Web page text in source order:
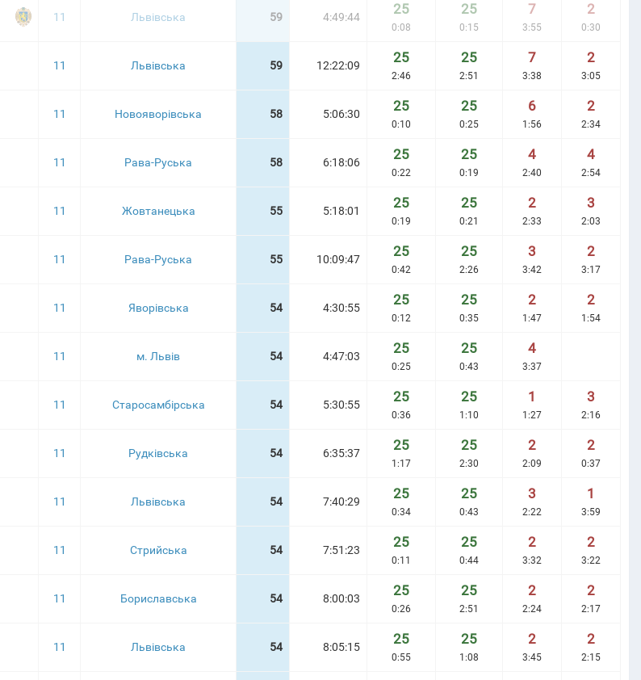
11 Львівська 59 4:49:44 25
0:08
25
0:15
7
3:55
2
0:30
11 Львівська 59 12:22:09 25
2:46
25
2:51
7
3:38
2
3:05
11 Новояворівська 58 5:06:30 25
0:10
25
0:25
6
1:56
2
2:34
11 Рава-Руська 58 6:18:06 25
0:22
25
0:19
4
2:40
4
2:54
11 Жовтанецька 55 5:18:01 25
0:19
25
0:21
2
2:33
3
2:03
11 Рава-Руська 55 10:09:47 25
0:42
25
2:26
3
3:42
2
3:17
11 Яворівська 54 4:30:55 25
0:12
25
0:35
2
1:47
2
1:54
11 м. Львів 54 4:47:03 25
0:25
25
0:43
4
3:37
11 Старосамбірська 54 5:30:55 25
0:36
25
1:10
1
1:27
3
2:16
11 Рудківська 54 6:35:37 25
1:17
25
2:30
2
2:09
2
0:37
11 Львівська 54 7:40:29 25
0:34
25
0:43
3
2:22
1
3:59
11 Стрийська 54 7:51:23 25
0:11
25
0:44
2
3:32
2
3:22
11 Бориславська 54 8:00:03 25
0:26
25
2:51
2
2:24
2
2:17
11 Львівська 54 8:05:15 25
0:55
25
1:08
2
3:45
2
2:15